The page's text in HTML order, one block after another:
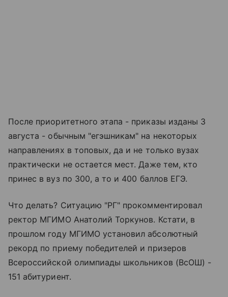
После приоритетного этапа - приказы изданы 3
августа - обычным "егэшникам" на некоторых
направлениях в топовых, да и не только вузах
практически не остается мест. Даже тем, кто
принес в вуз по 300, а то и 400 баллов ЕГЭ.
Что делать? Ситуацию "РГ" прокомментировал
ректор МГИМО Анатолий Торкунов. Кстати, в
прошлом году МГИМО установил абсолютный
рекорд по приему победителей и призеров
Всероссийской олимпиады школьников (ВсОШ) -
151 абитуриент.